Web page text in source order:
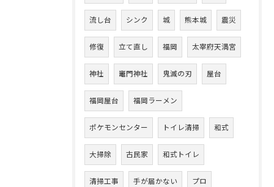
流し台 シンク 城 熊本城 震災
修復 立て直し 福岡 太宰府天満宮
神社 竈門神社 鬼滅の刃 屋台
福岡屋台 福岡ラーメン
ポケモンセンター トイレ清掃 和式
大掃除 古民家 和式トイレ
清掃工事 手が届かない プロ